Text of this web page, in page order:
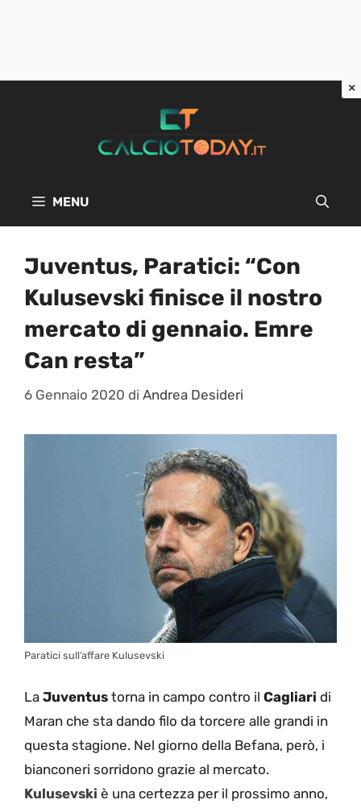
MENU
Juventus, Paratici: “Con
Kulusevski finisce il nostro
mercato di gennaio. Emre
Can resta”
6 Gennaio 2020 di Andrea Desideri
Paratici sull’affare Kulusevski
La Juventus torna in campo contro il Cagliari di
Maran che sta dando filo da torcere alle grandi in
questa stagione. Nel giorno della Befana, però, i
bianconeri sorridono grazie al mercato.
Kulusevski è una certezza per il prossimo anno,